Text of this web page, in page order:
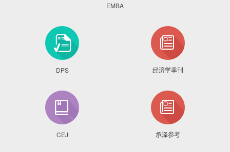
EMBA
DPS 经济学季刊
CEJ 承泽参考